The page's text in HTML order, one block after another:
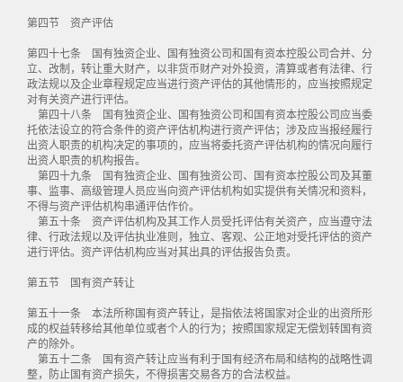
第四节 资产评估
第四十七条 国有独资企业、国有独资公司和国有资本控股公司合并、分
立、改制，转让重大财产，以非货币财产对外投资，清算或者有法律、行
政法规以及企业章程规定应当进行资产评估的其他情形的，应当按照规定
对有关资产进行评估。
第四十八条 国有独资企业、国有独资公司和国有资本控股公司应当委
托依法设立的符合条件的资产评估机构进行资产评估；涉及应当报经履行
出资人职责的机构决定的事项的，应当将委托资产评估机构的情况向履行
出资人职责的机构报告。
第四十九条 国有独资企业、国有独资公司、国有资本控股公司及其董
事、监事、高级管理人员应当向资产评估机构如实提供有关情况和资料，
不得与资产评估机构串通评估作价。
第五十条 资产评估机构及其工作人员受托评估有关资产，应当遵守法
律、行政法规以及评估执业准则，独立、客观、公正地对受托评估的资产
进行评估。资产评估机构应当对其出具的评估报告负责。
第五节 国有资产转让
第五十一条 本法所称国有资产转让，是指依法将国家对企业的出资所形
成的权益转移给其他单位或者个人的行为；按照国家规定无偿划转国有资
产的除外。
第五十二条 国有资产转让应当有利于国有经济布局和结构的战略性调
整，防止国有资产损失，不得损害交易各方的合法权益。